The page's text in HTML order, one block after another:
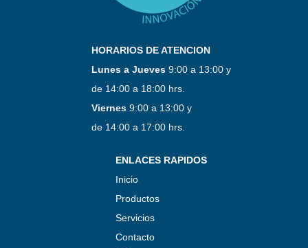
HORARIOS DE ATENCION
Lunes a Jueves9:00 a 13:00 y
de 14:00 a 18:00 hrs.
Viernes9:00 a 13:00 y
de 14:00 a 17:00 hrs.
ENLACES RAPIDOS
Inicio
Productos
Servicios
Contacto